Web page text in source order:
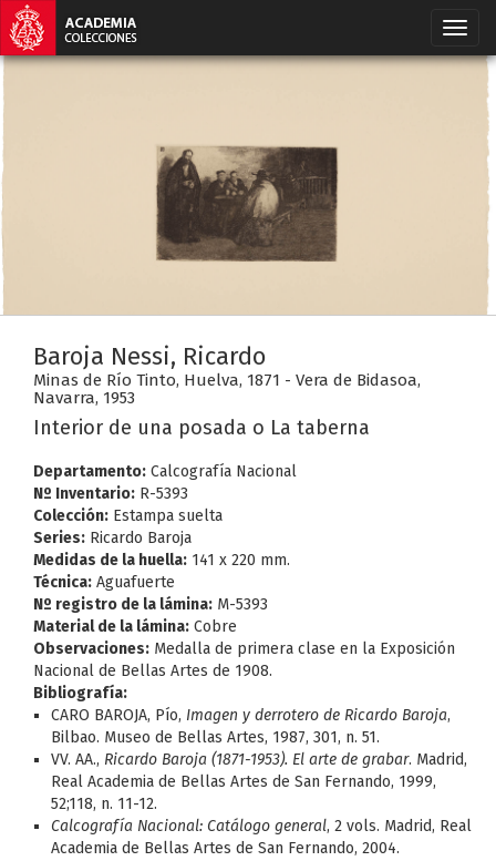
Baroja Nessi, Ricardo
Minas de Río Tinto, Huelva, 1871 - Vera de Bidasoa,
Navarra, 1953
Interior de una posada o La taberna
Departamento: Calcografía Nacional
Nº Inventario: R-5393
Colección: Estampa suelta
Series: Ricardo Baroja
Medidas de la huella: 141 x 220 mm.
Técnica: Aguafuerte
Nº registro de la lámina: M-5393
Material de la lámina: Cobre
Observaciones: Medalla de primera clase en la Exposición
Nacional de Bellas Artes de 1908.
Bibliografía:
CARO BAROJA, Pío, Imagen y derrotero de Ricardo Baroja,
Bilbao. Museo de Bellas Artes, 1987, 301, n. 51.
VV. AA., Ricardo Baroja (1871-1953). El arte de grabar. Madrid,
Real Academia de Bellas Artes de San Fernando, 1999,
52;118, n. 11-12.
Calcografía Nacional: Catálogo general, 2 vols. Madrid, Real
Academia de Bellas Artes de San Fernando, 2004.